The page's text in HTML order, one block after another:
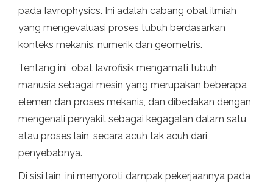
pada Iavrophysics. Ini adalah cabang obat ilmiah
yang mengevaluasi proses tubuh berdasarkan
konteks mekanis, numerik dan geometris.
Tentang ini, obat Iavrofisik mengamati tubuh
manusia sebagai mesin yang merupakan beberapa
elemen dan proses mekanis, dan dibedakan dengan
mengenali penyakit sebagai kegagalan dalam satu
atau proses lain, secara acuh tak acuh dari
penyebabnya.
Di sisi lain, ini menyoroti dampak pekerjaannya pada